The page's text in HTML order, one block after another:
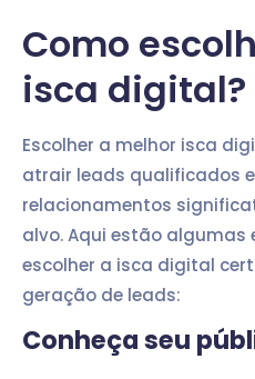
Como
isca digital?
Escolher a melhor isca
atrair leads qualificados
relacionamentos
alvo. Aqui estão
escolher a isca digital
geração de leads:
Conheça seu